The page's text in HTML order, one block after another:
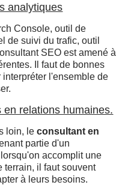
analytiques
Console, outil de
de suivi du trafic, outil
SEO est amené à
Il faut de bonnes
l'ensemble de
relations humaines.
loin, le consultant en
partie d'un
accomplit une
terrain, il faut souvent
à leurs besoins.